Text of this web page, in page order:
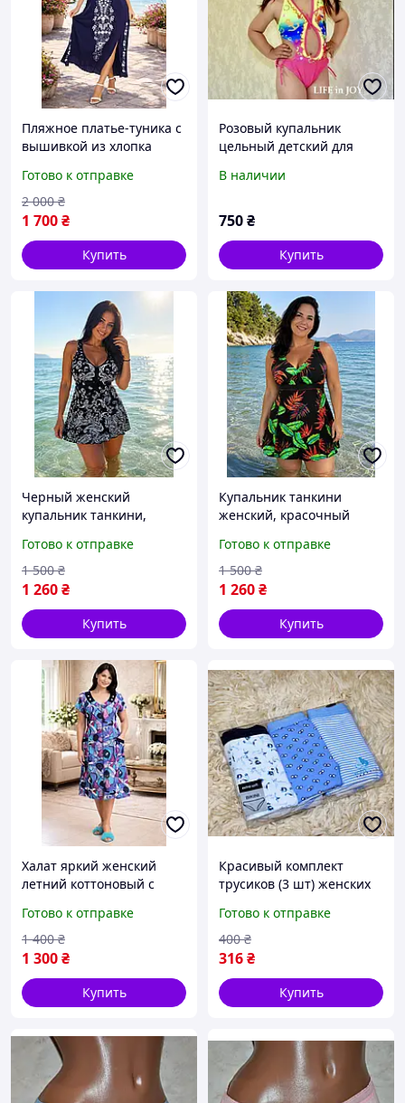
Пляжное платье-туника с
вышивкой из хлопка
купальник, размер 48-52
Готово к отправке
1 700₴
2 000 ₴
Купить
Розовый купальник
цельный детский для
русалочка, размер 34, 36
В наличии
750₴
Купить
Черный женский
купальник танкини,
размер 2-3XL
Готово к отправке
1 260₴
1 500 ₴
Купить
Купальник танкини
женский, красочный
высокие плавки, размер
56
Готово к отправке
1 260₴
1 500 ₴
Купить
Халат яркий женский
летний коттоновый с
рисунком на
молнии,Турция, размер
7XL (62)
Готово к отправке
1 300₴
1 400 ₴
Купить
Красивый комплект
трусиков (3 шт) женских
размер L
Готово к отправке
316₴
400 ₴
Купить